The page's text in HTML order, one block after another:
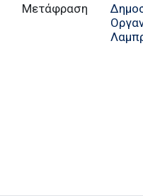
Μετάφραση